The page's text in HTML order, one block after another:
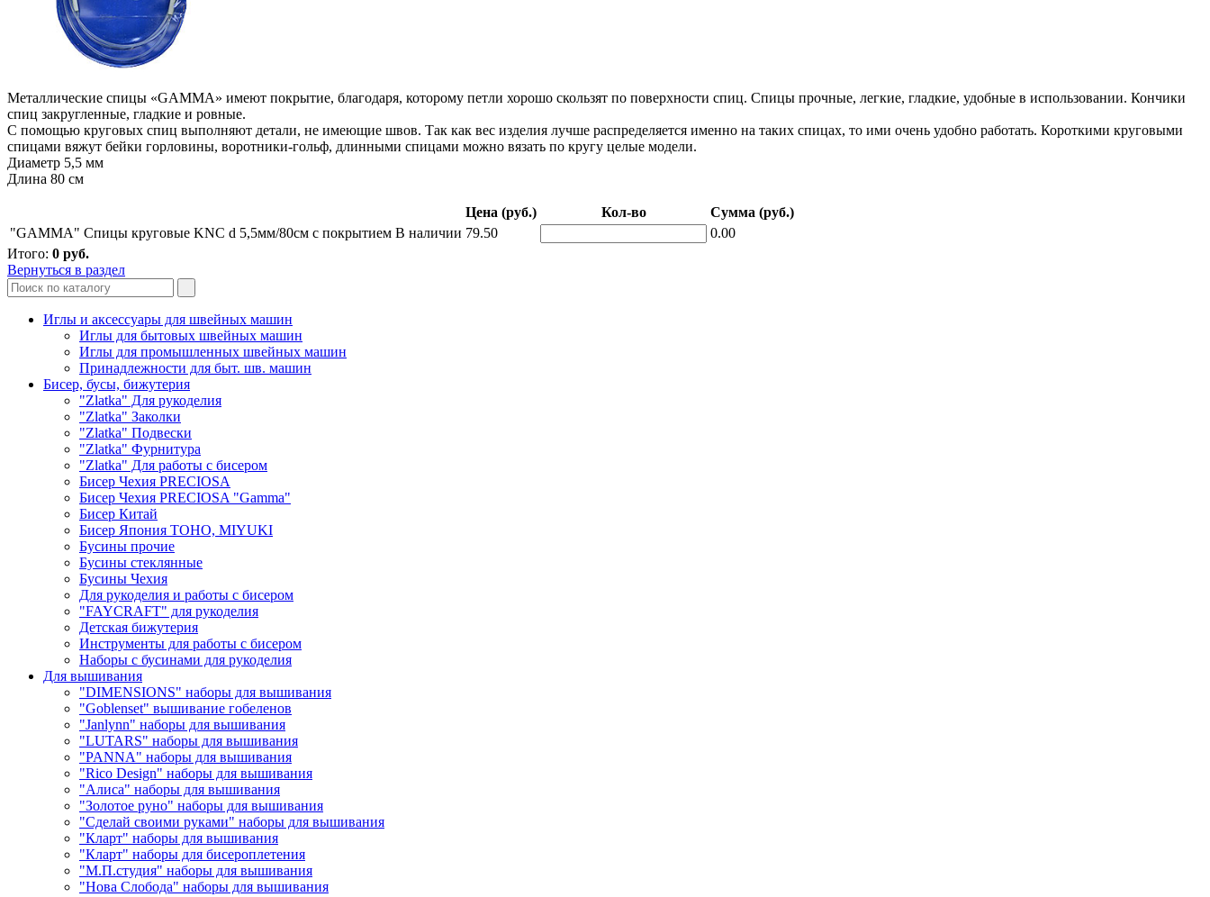
Металлические спицы «GAMMA» имеют покрытие, благодаря, которому петли хорошо скользят по поверхности спиц. Спицы прочные, легкие, гладкие, удобные в использовании. Кончики
спиц закругленные, гладкие и ровные.
С помощью круговых спиц выполняют детали, не имеющие швов. Так как вес изделия лучше распределяется именно на таких спицах, то ими очень удобно работать. Короткими круговыми
спицами вяжут бейки горловины, воротники-гольф, длинными спицами можно вязать по кругу целые модели.
Диаметр 5,5 мм
Длина 80 см
Цена (руб.) Кол-во
Сумма (руб.)
"GAMMA" Спицы круговые KNC d 5,5мм/80см с покрытием В наличии 79.50
0.00
Итого: 0 руб.
Вернуться в раздел
Иглы и аксессуары для швейных машин
Иглы для бытовых швейных машин
Иглы для промышленных швейных машин
Принадлежности для быт. шв. машин
Бисер, бусы, бижутерия
"Zlatka" Для рукоделия
"Zlatka" Заколки
"Zlatka" Подвески
"Zlatka" Фурнитура
"Zlatka" Для работы с бисером
Бисер Чехия PRECIOSA
Бисер Чехия PRECIOSA "Gamma"
Бисер Китай
Бисер Япония TOHO, MIYUKI
Бусины прочие
Бусины стеклянные
Бусины Чехия
Для рукоделия и работы с бисером
"FAYCRAFT" для рукоделия
Детская бижутерия
Инструменты для работы с бисером
Наборы с бусинами для рукоделия
Для вышивания
"DIMENSIONS" наборы для вышивания
"Goblenset" вышивание гобеленов
"Janlynn" наборы для вышивания
"LUTARS" наборы для вышивания
"PANNA" наборы для вышивания
"Rico Design" наборы для вышивания
"Алиса" наборы для вышивания
"Золотое руно" наборы для вышивания
"Сделай своими руками" наборы для вышивания
"Кларт" наборы для вышивания
"Кларт" наборы для бисероплетения
"М.П.студия" наборы для вышивания
"Нова Слобода" наборы для вышивания